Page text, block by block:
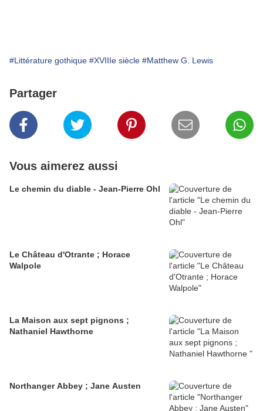
#Littérature gothique #XVIIIe siècle #Matthew G. Lewis
Partager
Vous aimerez aussi
Le chemin du diable - Jean-Pierre Ohl
Le Château d'Otrante ; Horace
Walpole
La Maison aux sept pignons ;
Nathaniel Hawthorne
Northanger Abbey ; Jane Austen